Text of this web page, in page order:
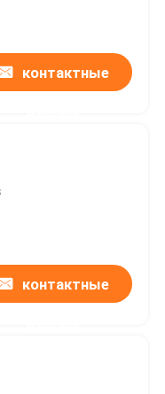
контактные
контактные